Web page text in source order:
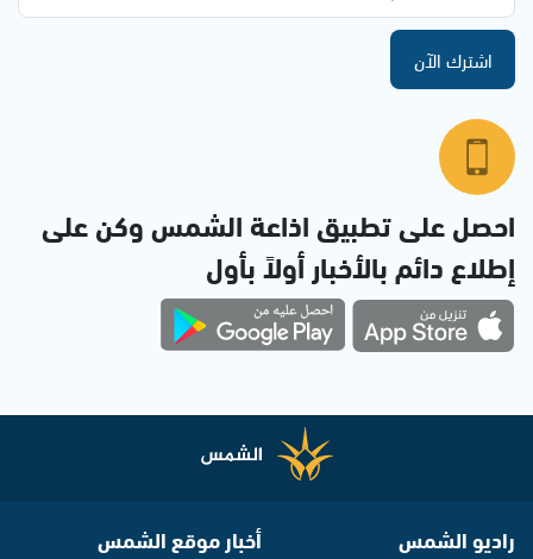
اشترك الآن
احصل على تطبيق اذاعة الشمس وكن على
إطلاع دائم بالأخبار أولاً بأول
راديو الشمس أخبار موقع الشمس